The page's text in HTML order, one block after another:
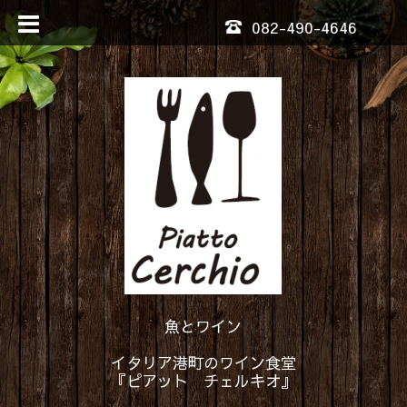
082-490-4646
魚とワイン
イタリア港町のワイン食堂
『ピアット チェルキオ』